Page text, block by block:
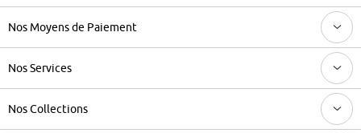
Nos Moyens de Paiement
Nos Services
Nos Collections